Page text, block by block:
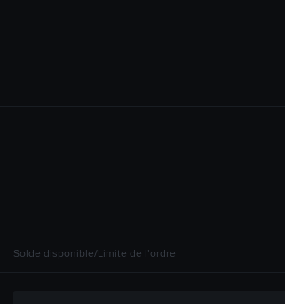
Solde disponible/Limite de l’ordre